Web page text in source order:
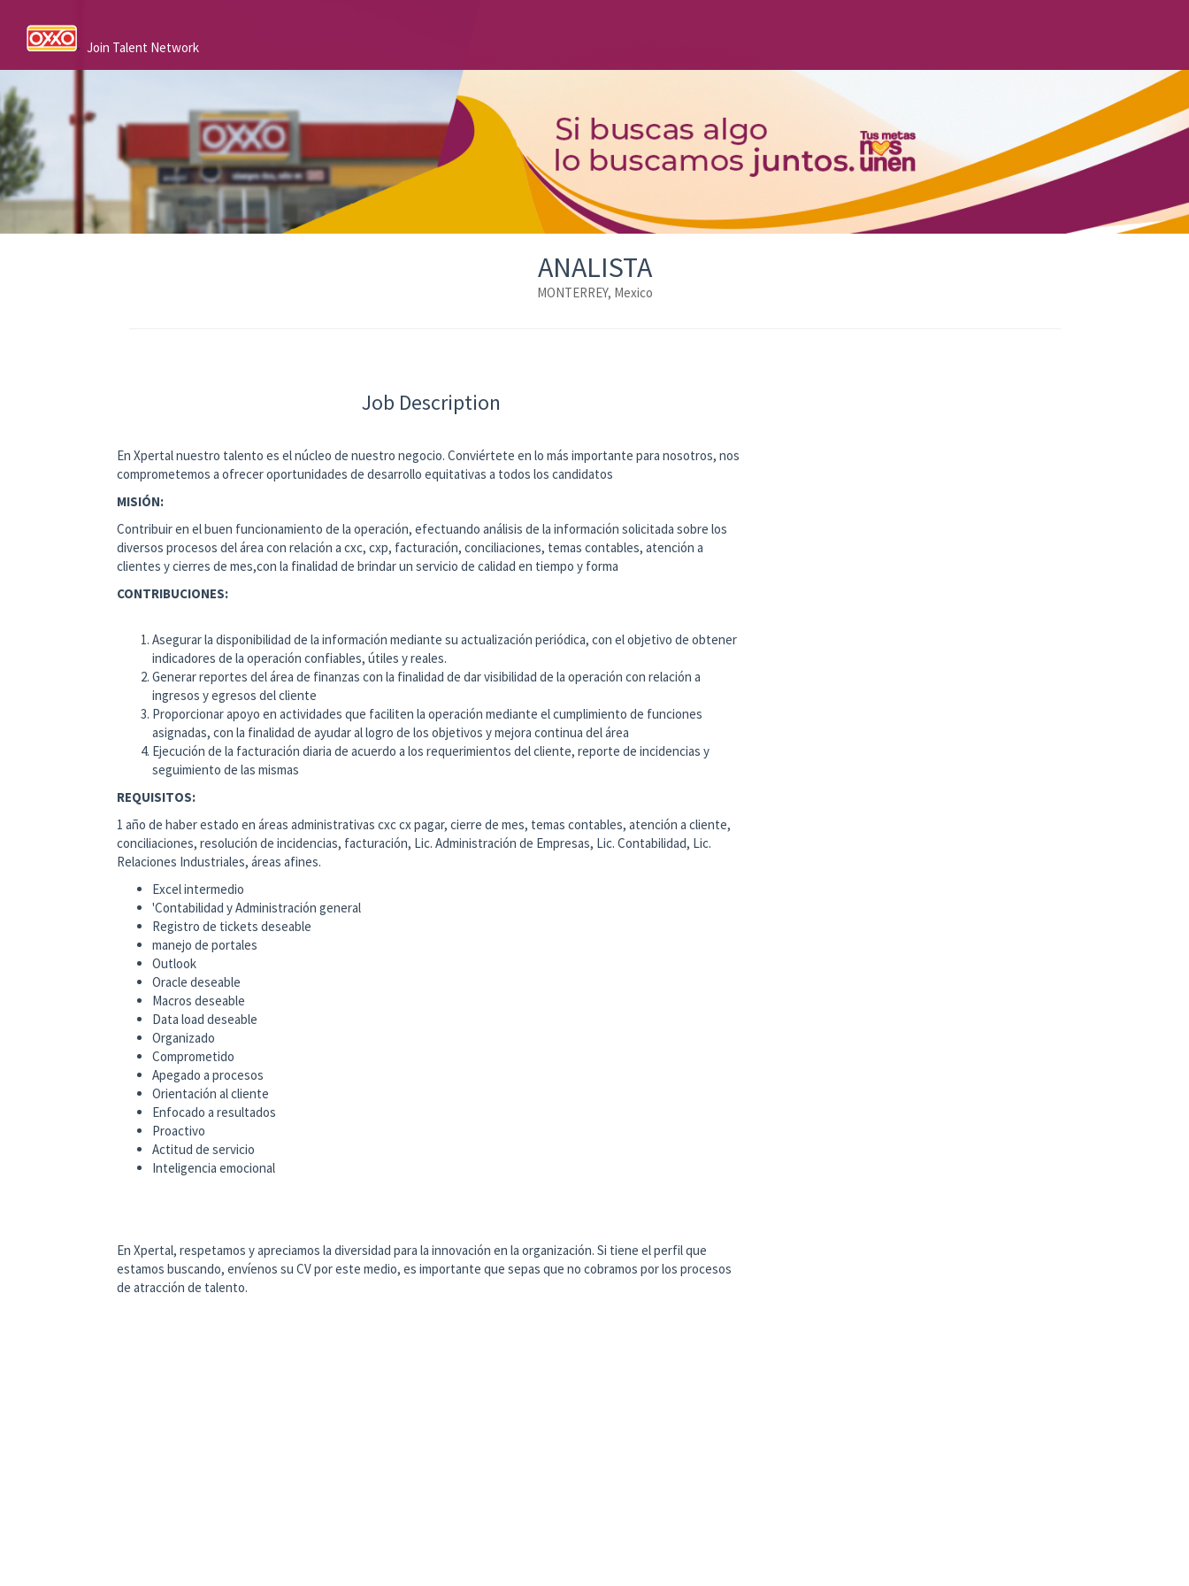
Join Talent Network
ANALISTA
MONTERREY, Mexico
Job Description
En Xpertal nuestro talento es el núcleo de nuestro negocio. Conviértete en lo más importante para nosotros, nos
comprometemos a ofrecer oportunidades de desarrollo equitativas a todos los candidatos
MISIÓN:
Contribuir en el buen funcionamiento de la operación, efectuando análisis de la información solicitada sobre los
diversos procesos del área con relación a cxc, cxp, facturación, conciliaciones, temas contables, atención a
clientes y cierres de mes,con la finalidad de brindar un servicio de calidad en tiempo y forma
CONTRIBUCIONES:
Asegurar la disponibilidad de la información mediante su actualización periódica, con el objetivo de obtener
indicadores de la operación confiables, útiles y reales.
Generar reportes del área de finanzas con la finalidad de dar visibilidad de la operación con relación a
ingresos y egresos del cliente
Proporcionar apoyo en actividades que faciliten la operación mediante el cumplimiento de funciones
asignadas, con la finalidad de ayudar al logro de los objetivos y mejora continua del área
Ejecución de la facturación diaria de acuerdo a los requerimientos del cliente, reporte de incidencias y
seguimiento de las mismas
REQUISITOS:
1 año de haber estado en áreas administrativas cxc cx pagar, cierre de mes, temas contables, atención a cliente,
conciliaciones, resolución de incidencias, facturación, Lic. Administración de Empresas, Lic. Contabilidad, Lic.
Relaciones Industriales, áreas afines.
Excel intermedio
'Contabilidad y Administración general
Registro de tickets deseable
manejo de portales
Outlook
Oracle deseable
Macros deseable
Data load deseable
Organizado
Comprometido
Apegado a procesos
Orientación al cliente
Enfocado a resultados
Proactivo
Actitud de servicio
Inteligencia emocional
En Xpertal, respetamos y apreciamos la diversidad para la innovación en la organización. Si tiene el perfil que
estamos buscando, envíenos su CV por este medio, es importante que sepas que no cobramos por los procesos
de atracción de talento.